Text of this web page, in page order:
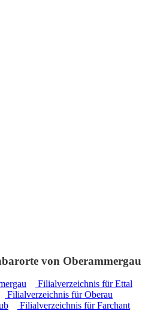
von Oberammergau
Filialverzeichnis für Ettal
Filialverzeichnis für Oberau
Filialverzeichnis für Farchant